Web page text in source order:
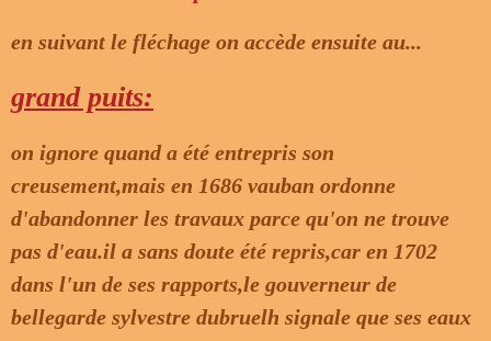
en suivant le fléchage on accède ensuite au...
grand puits:
on ignore quand a été entrepris son
creusement,mais en 1686 vauban ordonne
d'abandonner les travaux parce qu'on ne trouve
pas d'eau.il a sans doute été repris,car en 1702
dans l'un de ses rapports,le gouverneur de
bellegarde sylvestre dubruelh signale que ses eaux